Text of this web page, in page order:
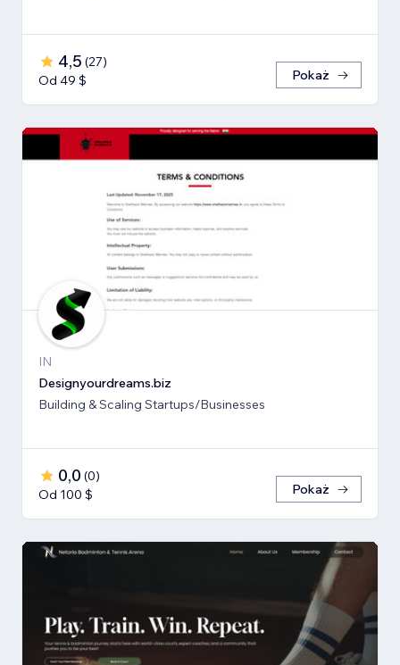
4,5 (27)
Od 49 $
Pokaż
IN
Designyourdreams.biz
Building & Scaling Startups/Businesses
0,0 (0)
Od 100 $
Pokaż